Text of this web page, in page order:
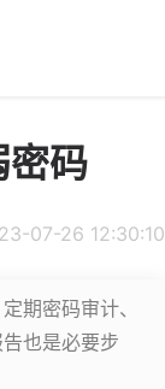
密码
07-26 12:30:10
期密码审计、
也是必要步